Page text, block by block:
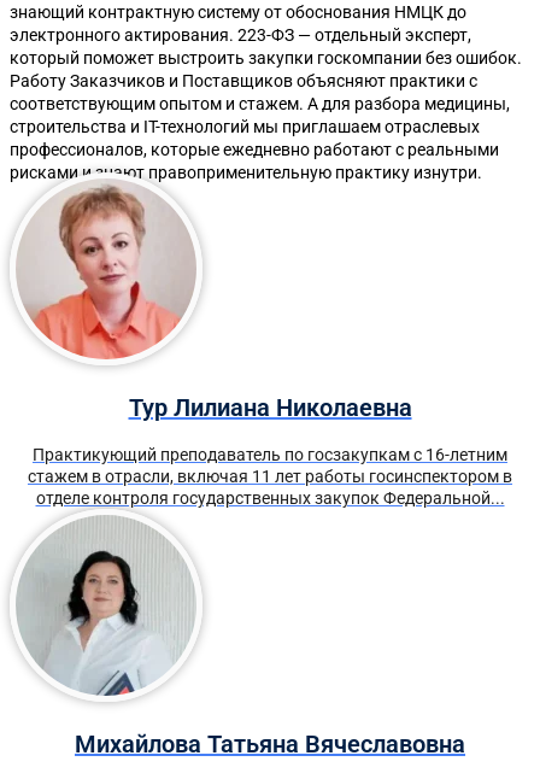
знающий контрактную систему от обоснования НМЦК до
электронного актирования. 223-ФЗ — отдельный эксперт,
который поможет выстроить закупки госкомпании без ошибок.
Работу Заказчиков и Поставщиков объясняют практики с
соответствующим опытом и стажем. А для разбора медицины,
строительства и IT-технологий мы приглашаем отраслевых
профессионалов, которые ежедневно работают с реальными
рисками и знают правоприменительную практику изнутри.
Тур Лилиана Николаевна
Практикующий преподаватель по госзакупкам с 16-летним
стажем в отрасли, включая 11 лет работы госинспектором в
отделе контроля государственных закупок Федеральной...
Михайлова Татьяна Вячеславовна